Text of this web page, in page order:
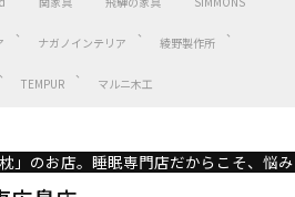
ナガノインテリア 綾野製作所
TEMPUR マルニ木工